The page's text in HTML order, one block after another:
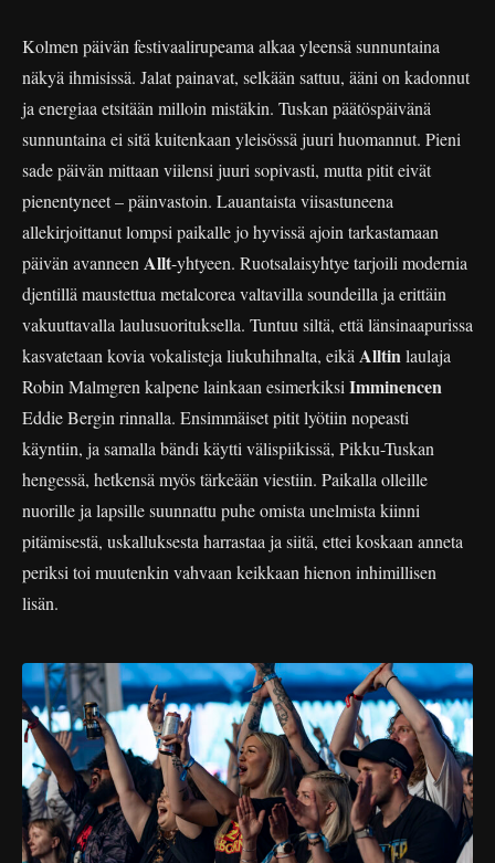
Kolmen päivän festivaalirupeama alkaa yleensä sunnuntaina
näkyä ihmisissä. Jalat painavat, selkään sattuu, ääni on kadonnut
ja energiaa etsitään milloin mistäkin. Tuskan päätöspäivänä
sunnuntaina ei sitä kuitenkaan yleisössä juuri huomannut. Pieni
sade päivän mittaan viilensi juuri sopivasti, mutta pitit eivät
pienentyneet – päinvastoin. Lauantaista viisastuneena
allekirjoittanut lompsi paikalle jo hyvissä ajoin tarkastamaan
päivän avanneen Allt-yhtyeen. Ruotsalaisyhtye tarjoili modernia
djentillä maustettua metalcorea valtavilla soundeilla ja erittäin
vakuuttavalla laulusuorituksella. Tuntuu siltä, että länsinaapurissa
kasvatetaan kovia vokalisteja liukuhihnalta, eikä Alltin laulaja
Robin Malmgren kalpene lainkaan esimerkiksi Imminencen
Eddie Bergin rinnalla. Ensimmäiset pitit lyötiin nopeasti
käyntiin, ja samalla bändi käytti välispiikissä, Pikku-Tuskan
hengessä, hetkensä myös tärkeään viestiin. Paikalla olleille
nuorille ja lapsille suunnattu puhe omista unelmista kiinni
pitämisestä, uskalluksesta harrastaa ja siitä, ettei koskaan anneta
periksi toi muutenkin vahvaan keikkaan hienon inhimillisen
lisän.